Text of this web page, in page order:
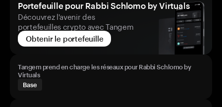
Portefeuille pour Rabbi Schlomo by Virtuals
Découvrez l'avenir des
portefeuilles crypto avec Tangem
Obtenir le portefeuille
Tangem prend en charge les réseaux pour Rabbi Schlomo by
Virtuals
Base